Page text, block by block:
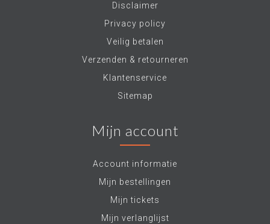
Disclaimer
Privacy policy
Veilig betalen
Verzenden & retourneren
Klantenservice
Sitemap
Mijn account
Account informatie
Mijn bestellingen
Mijn tickets
Mijn verlanglijst